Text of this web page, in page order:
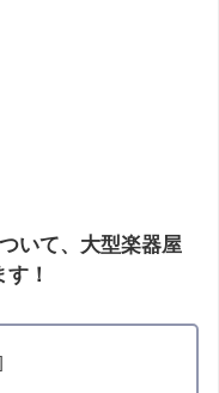
いて、大型楽器屋
！